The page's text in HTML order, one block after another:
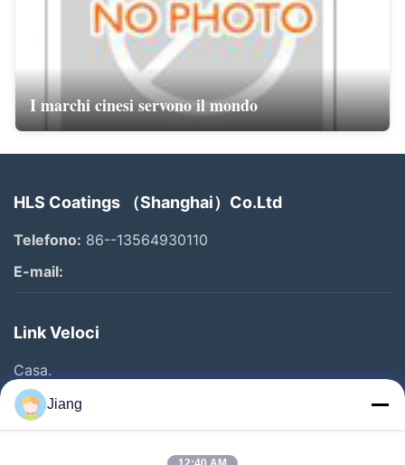
I marchi cinesi servono il mondo
HLS Coatings （Shanghai）Co.Ltd
Telefono: 86--13564930110
E-mail:
Link Veloci
Casa.
Prodotti
Video
Jiang